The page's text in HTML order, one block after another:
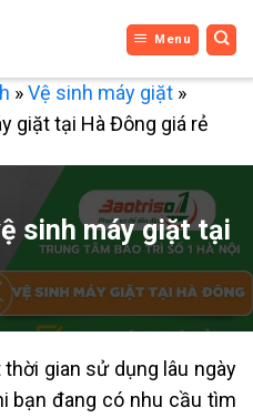
Menu
»Vệ sinh máy giặt »
giặt tại Hà Đông giá rẻ
sinh máy giặt tại
gian sử dụng lâu ngày
bạn đang có nhu cầu tìm